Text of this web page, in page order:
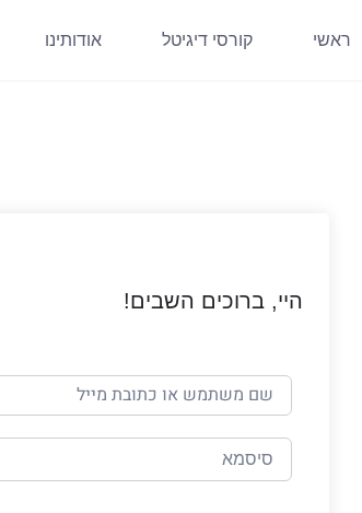
ראשי קורסי דיגיטל אודותינו
היי, ברוכים השבים!